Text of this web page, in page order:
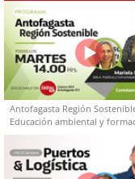
Antofagasta Región
Educación ambiental y
capacidades técnicas